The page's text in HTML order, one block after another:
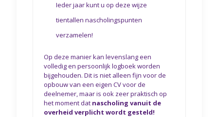
Ieder jaar kunt u op deze wijze
tientallen nascholingspunten
verzamelen!
Op deze manier kan levenslang een
volledig en persoonlijk logboek worden
bijgehouden. Dit is niet alleen fijn voor de
opbouw van een eigen CV voor de
deelnemer, maar is ook zeer praktisch op
het moment dat nascholing vanuit de
overheid verplicht wordt gesteld!